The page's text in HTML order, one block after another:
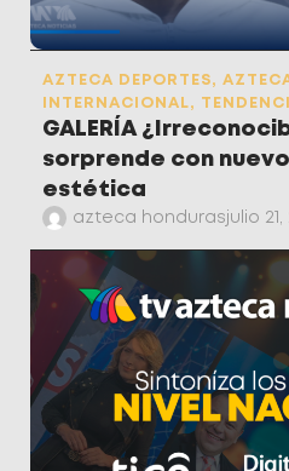
AZTECA DEPORTES,
INTERNACIONAL,
GALERÍA
sorprende con
estética
azteca hondurasjulio 21,